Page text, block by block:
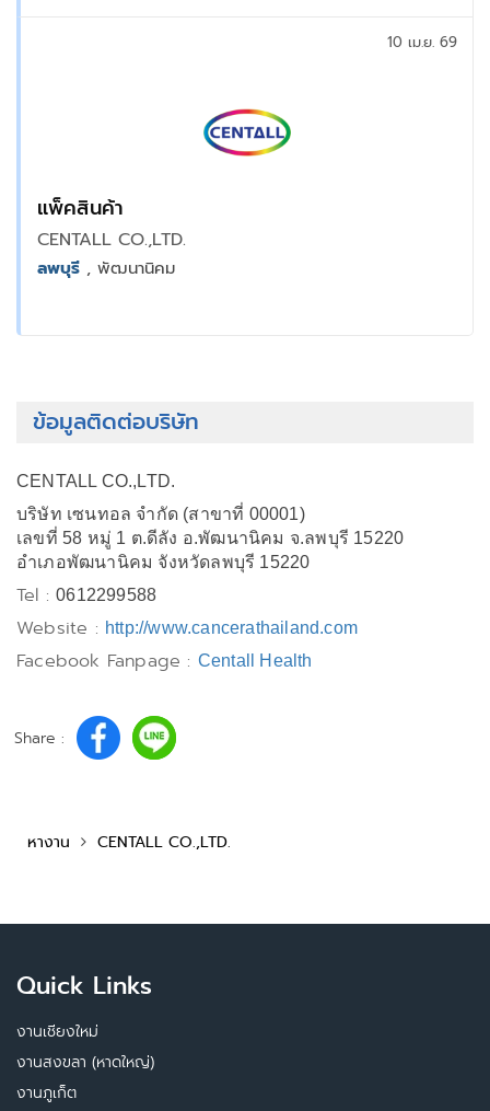
แพ็คสินค้า
CENTALL CO.,LTD.
10 เม.ย. 69
ลพบุรี , พัฒนานิคม
ข้อมูลติดต่อบริษัท
CENTALL CO.,LTD.
บริษัท เซนทอล จำกัด (สาขาที่ 00001)
เลขที่ 58 หมู่ 1 ต.ดีลัง อ.พัฒนานิคม จ.ลพบุรี 15220
อำเภอพัฒนานิคม จังหวัดลพบุรี 15220
Tel :0612299588
Website : http://www.cancerathailand.com
Facebook Fanpage : Centall Health
Share :
หางาน CENTALL CO.,LTD.
Quick Links
งานเชียงใหม่
งานสงขลา (หาดใหญ่)
งานภูเก็ต